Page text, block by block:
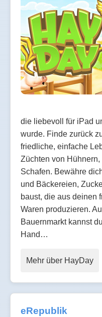
die liebevoll für iPad
wurde. Finde zurück
friedliche, einfache
Züchten von
Schafen. Bewähre
und Bäckereien,
baust, die aus deinen
Waren produzieren.
Bauernmarkt kannst
Hand…
Mehr über HayDay
eRepublik